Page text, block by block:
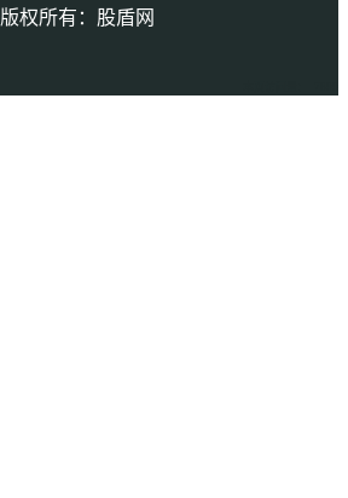
版权所有：股盾网